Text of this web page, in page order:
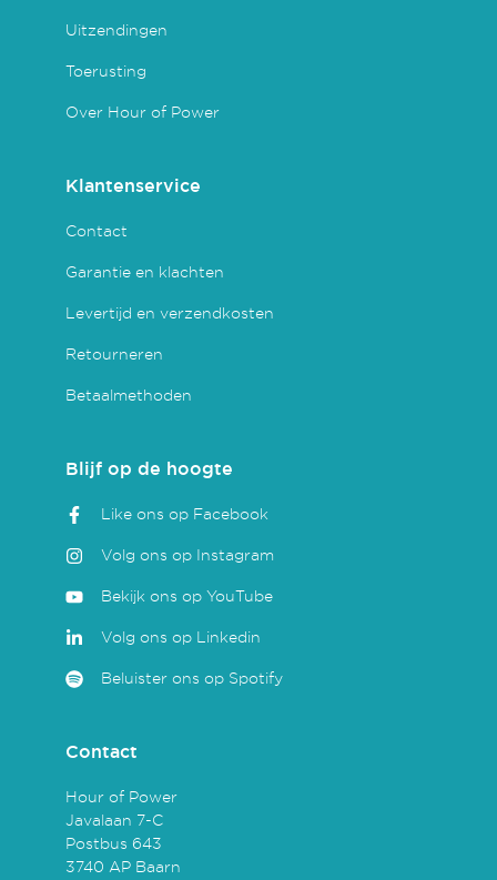
Uitzendingen
Toerusting
Over Hour of Power
Klantenservice
Contact
Garantie en klachten
Levertijd en verzendkosten
Retourneren
Betaalmethoden
Blijf op de hoogte
Like ons op Facebook
Volg ons op Instagram
Bekijk ons op YouTube
Volg ons op Linkedin
Beluister ons op Spotify
Contact
Hour of Power
Javalaan 7-C
Postbus 643
3740 AP Baarn